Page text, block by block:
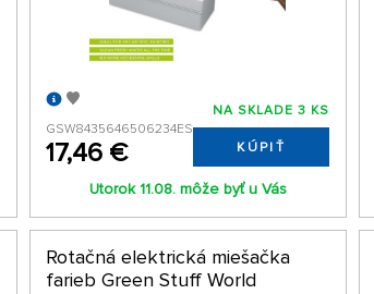
GSW8435646506234ES
17,46 €
NA SKLADE 3 KS
KÚPIŤ
Utorok 11.08. môže byť u Vás
Rotačná elektrická miešačka
farieb Green Stuff World